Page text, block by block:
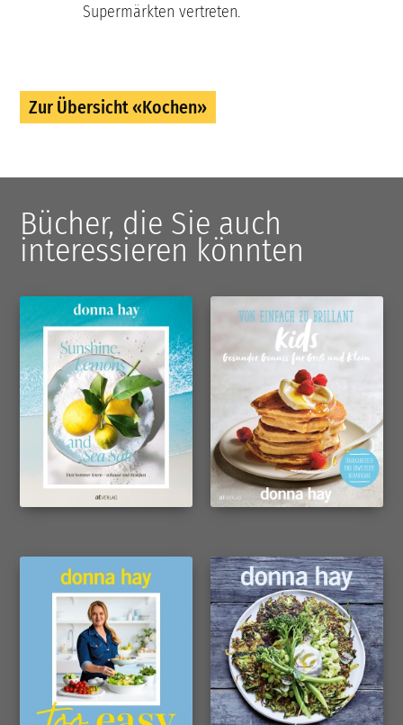
Supermärkten vertreten.
Zur Übersicht «Kochen»
Bücher, die Sie auch
interessieren könnten